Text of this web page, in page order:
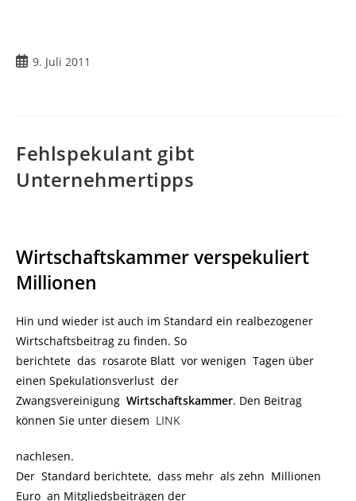
9. Juli 2011
Fehlspekulant gibt
Unternehmertipps
Wirtschaftskammer verspekuliert
Millionen
Hin und wieder ist auch im Standard ein realbezogener
Wirtschaftsbeitrag zu finden. So
berichtete das rosarote Blatt vor wenigen Tagen über
einen Spekulationsverlust der
Zwangsvereinigung Wirtschaftskammer. Den Beitrag
können Sie unter diesem LINK
nachlesen.
Der Standard berichtete, dass mehr als zehn Millionen
Euro an Mitgliedsbeiträgen der